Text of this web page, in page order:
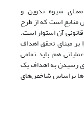
شیوه تدوین و
است که از طرح
آن استوار است.
بر مبنای تحقق اهداف
هم باید تمامی
رسیدن به اهداف یک
براساس شاخص‌های